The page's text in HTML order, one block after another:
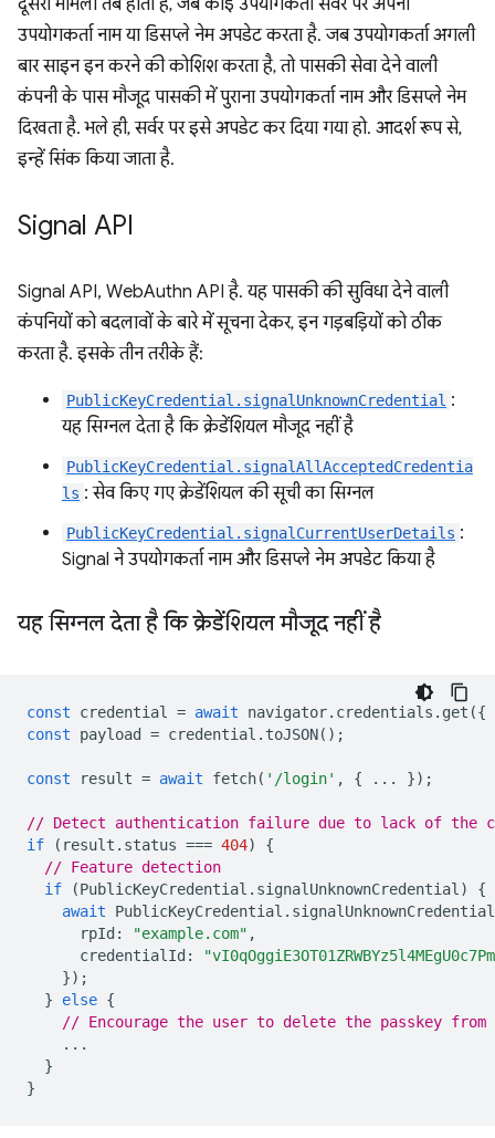
दूसरा मामला तब होता है, जब कोई उपयोगकर्ता सर्वर पर अपना
उपयोगकर्ता नाम या डिसप्ले नेम अपडेट करता है. जब उपयोगकर्ता अगली
बार साइन इन करने की कोशिश करता है, तो पासकी सेवा देने वाली
कंपनी के पास मौजूद पासकी में पुराना उपयोगकर्ता नाम और डिसप्ले नेम
दिखता है. भले ही, सर्वर पर इसे अपडेट कर दिया गया हो. आदर्श रूप से,
इन्हें सिंक किया जाता है.
Signal API
Signal API, WebAuthn API है. यह पासकी की सुविधा देने वाली
कंपनियों को बदलावों के बारे में सूचना देकर, इन गड़बड़ियों को ठीक
करता है. इसके तीन तरीके हैं:
PublicKeyCredential.signalUnknownCredential :
यह सिग्नल देता है कि क्रेडेंशियल मौजूद नहीं है
PublicKeyCredential.signalAllAcceptedCredentia
ls : सेव किए गए क्रेडेंशियल की सूची का सिग्नल
PublicKeyCredential.signalCurrentUserDetails :
Signal ने उपयोगकर्ता नाम और डिसप्ले नेम अपडेट किया है
यह सिग्नल देता है कि क्रेडेंशियल मौजूद नहीं है
const credential = await navigator. credentials . get ({
const
payload = credential . toJSON();
const result = await fetch( '/login' , { ... });
// Detect authentication failure due to lack of the
if
( result . status === 404)
{
// Feature detection
if
(PublicKeyCredential . signalUnknownCredential )
{
await
PublicKeyCredential . signalUnknownCredential
rpId : "example.com" ,
credentialId :
});
}
else {
// Encourage the user to delete the passkey from
...
}
}